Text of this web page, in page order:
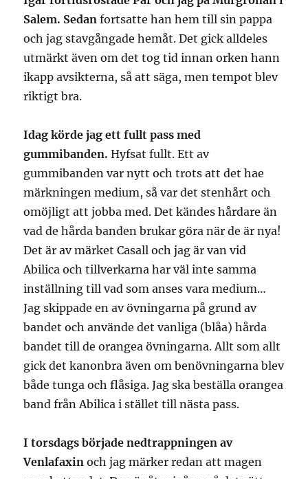
Salem. Sedan fortsatte han hem till sin pappa
och jag stavgångade hemåt. Det gick alldeles
utmärkt även om det tog tid innan orken hann
ikapp avsikterna, så att säga, men tempot blev
riktigt bra.
Idag körde jag ett fullt pass med
gummibanden. Hyfsat fullt. Ett av
gummibanden var nytt och trots att det hae
märkningen medium, så var det stenhårt och
omöjligt att jobba med. Det kändes hårdare än
vad de hårda banden brukar göra när de är nya!
Det är av märket Casall och jag är van vid
Abilica och tillverkarna har väl inte samma
inställning till vad som anses vara medium…
Jag skippade en av övningarna på grund av
bandet och använde det vanliga (blåa) hårda
bandet till de orangea övningarna. Allt som allt
gick det kanonbra även om benövningarna blev
både tunga och flåsiga. Jag ska beställa orangea
band från Abilica i stället till nästa pass.
I torsdags började nedtrappningen av
Venlafaxin och jag märker redan att magen